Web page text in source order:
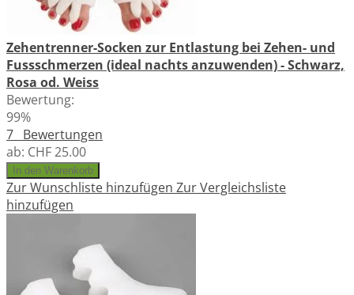
Zehentrenner-Socken zur Entlastung bei Zehen- und
Fussschmerzen (ideal nachts anzuwenden) - Schwarz,
Rosa od. Weiss
Bewertung:
99%
7 Bewertungen
ab: CHF 25.00
In den Warenkorb
Zur Wunschliste hinzufügen Zur Vergleichsliste
hinzufügen